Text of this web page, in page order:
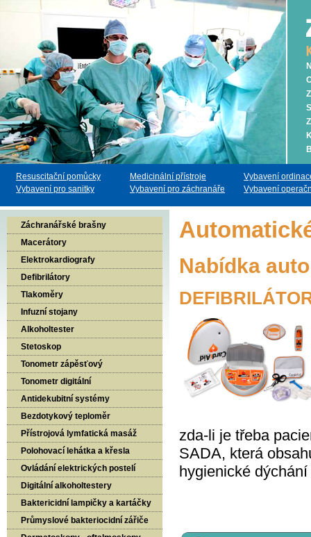
Resuscitační pomůcky Medicinální přístroje
Vybavení
Vybavení pro sanitky
Vybavení pro záchranáře Vybavení
Záchranářské brašny
Macerátory
Elektrokardiografy
Defibrilátory
Tlakoměry
Infuzní stojany
Alkoholtester
Stetoskop
Tonometr zápěsťový
Tonometr digitální
Antidekubitní systémy
Bezdotykový teploměr
Přístrojová lymfatická masáž
Polohovací lehátka a křesla
Ovládání elektrických postelí
Digitální alkoholtestery
Baktericidní lampičky a kartáčky
Průmyslové bakteriocidní zářiče
Nabídka
zda-li je třeba
SADA, která
hygienické